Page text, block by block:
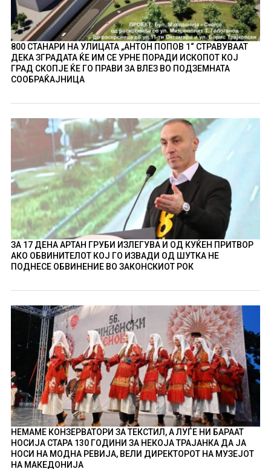
800 СТАНАРИ НА УЛИЦАТА „АНТОН ПОПОВ 1“ СТРАВУВААТ
ДЕКА ЗГРАДАТА ЌЕ ИМ СЕ УРНЕ ПОРАДИ ИСКОПОТ КОЈ
ГРАД СКОПЈЕ ЌЕ ГО ПРАВИ ЗА ВЛЕЗ ВО ПОДЗЕМНАТА
СООБРАЌАЈНИЦА
ЗА 17 ДЕНА АРТАН ГРУБИ ИЗЛЕГУВА И ОД КУЌЕН ПРИТВОР
АКО ОБВИНИТЕЛОТ КОЈ ГО ИЗВАДИ ОД ШУТКА НЕ
ПОДНЕСЕ ОБВИНЕНИЕ ВО ЗАКОНСКИОТ РОК
НЕМАМЕ КОНЗЕРВАТОРИ ЗА ТЕКСТИЛ, А ЛУЃЕ НИ БАРААТ
НОСИЈА СТАРА 130 ГОДИНИ ЗА НЕКОЈА ТРАЈАНКА ДА ЈА
НОСИ НА МОДНА РЕВИЈА, ВЕЛИ ДИРЕКТОРОТ НА МУЗЕЈОТ
НА МАКЕДОНИЈА